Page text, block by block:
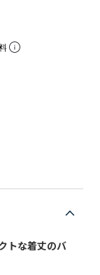
トな着丈のバ